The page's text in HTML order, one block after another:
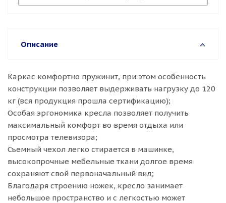
Описание
Каркас комфортно пружинит, при этом особенность
конструкции позволяет выдерживать нагрузку до 120
кг (вся продукция прошла сертификацию);
Особая эргономика кресла позволяет получить
максимальный комфорт во время отдыха или
просмотра телевизора;
Съемный чехол легко стирается в машинке,
высокопрочные мебельные ткани долгое время
сохраняют свой первоначальный вид;
Благодаря строению ножек, кресло занимает
небольшое пространство и с легкостью может